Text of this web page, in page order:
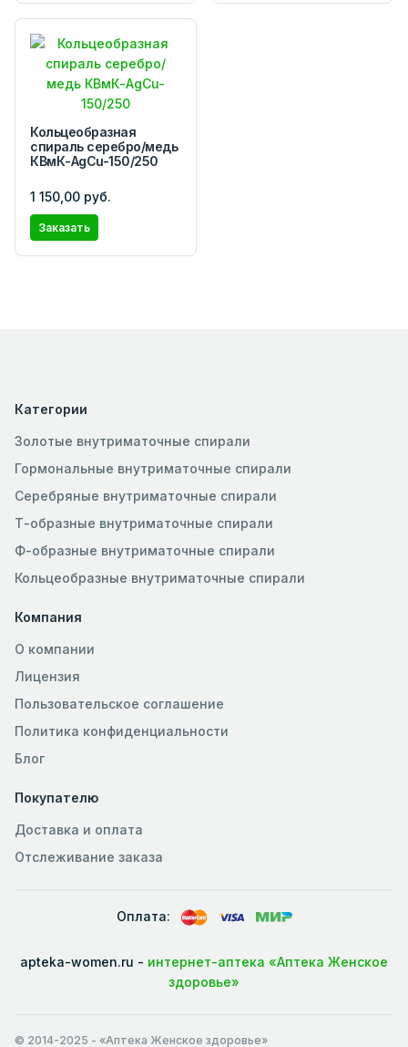
Кольцеобразная
спираль серебро/медь
КВмК-AgCu-150/250
1 150,00 руб.
Заказать
Категории
Золотые внутриматочные спирали
Гормональные внутриматочные спирали
Серебряные внутриматочные спирали
Т-образные внутриматочные спирали
Ф-образные внутриматочные спирали
Кольцеобразные внутриматочные спирали
Компания
О компании
Лицензия
Пользовательское соглашение
Политика конфиденциальности
Блог
Покупателю
Доставка и оплата
Отслеживание заказа
Оплата:
apteka-women.ru - интернет-аптека «Аптека Женское
здоровье»
© 2014-2025 - «Аптека Женское здоровье»